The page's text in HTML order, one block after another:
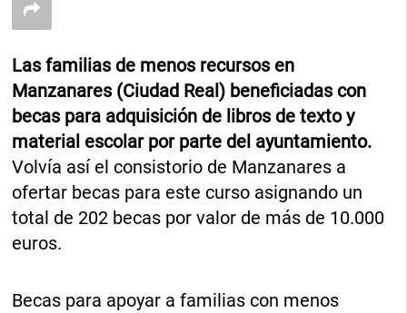
Las familias de menos recursos en
Manzanares (Ciudad Real) beneficiadas con
becas para adquisición de libros de texto y
material escolar por parte del ayuntamiento.
Volvía así el consistorio de Manzanares a
ofertar becas para este curso asignando un
total de 202 becas por valor de más de 10.000
euros.
Becas para apoyar a familias con menos